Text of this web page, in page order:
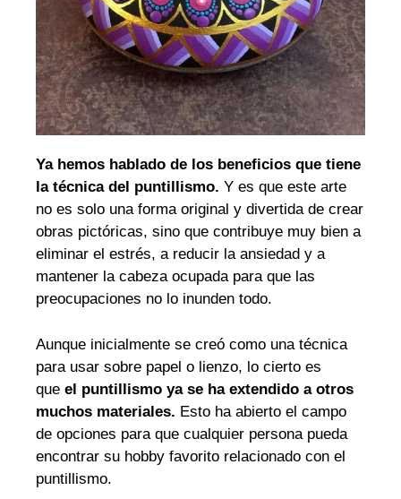
Ya hemos hablado de los beneficios que tiene
la técnica del puntillismo. Y es que este arte
no es solo una forma original y divertida de crear
obras pictóricas, sino que contribuye muy bien a
eliminar el estrés, a reducir la ansiedad y a
mantener la cabeza ocupada para que las
preocupaciones no lo inunden todo.
Aunque inicialmente se creó como una técnica
para usar sobre papel o lienzo, lo cierto es
que el puntillismo ya se ha extendido a otros
muchos materiales. Esto ha abierto el campo
de opciones para que cualquier persona pueda
encontrar su hobby favorito relacionado con el
puntillismo.